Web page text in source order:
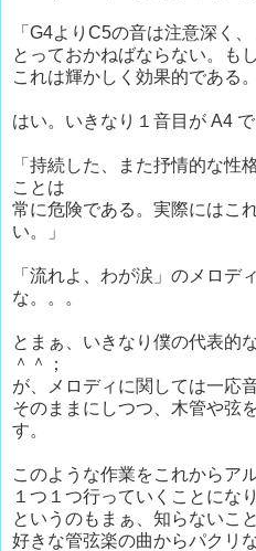
「G4よりC5の音は注意深く
とっておかねばならない。も
これは輝かしく効果的である。
はい。いきなり１音目が A4 で
「持続した、また抒情的な性
ことは
常に危険である。実際にはこ
い。」
「流れよ、わが涙」のメロデ
な。。。
とまぁ、いきなり僕の代表的
＾＾；
が、メロディに関しては一応
そのままにしつつ、木管や弦
す。
このような作業をこれからア
１つ１つ行っていくことにな
というのもまぁ、知らないこ
好きな管弦楽の曲からパクリ